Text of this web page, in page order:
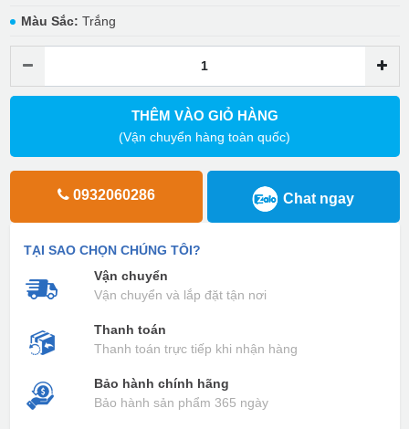
Màu Sắc: Trắng
THÊM VÀO GIỎ HÀNG
(Vận chuyển hàng toàn quốc)
0932060286 Chat ngay
TẠI SAO CHỌN CHÚNG TÔI?
Vận chuyển
Vận chuyển và lắp đặt tận nơi
Thanh toán
Thanh toán trực tiếp khi nhận hàng
Bảo hành chính hãng
Bảo hành sản phẩm 365 ngày